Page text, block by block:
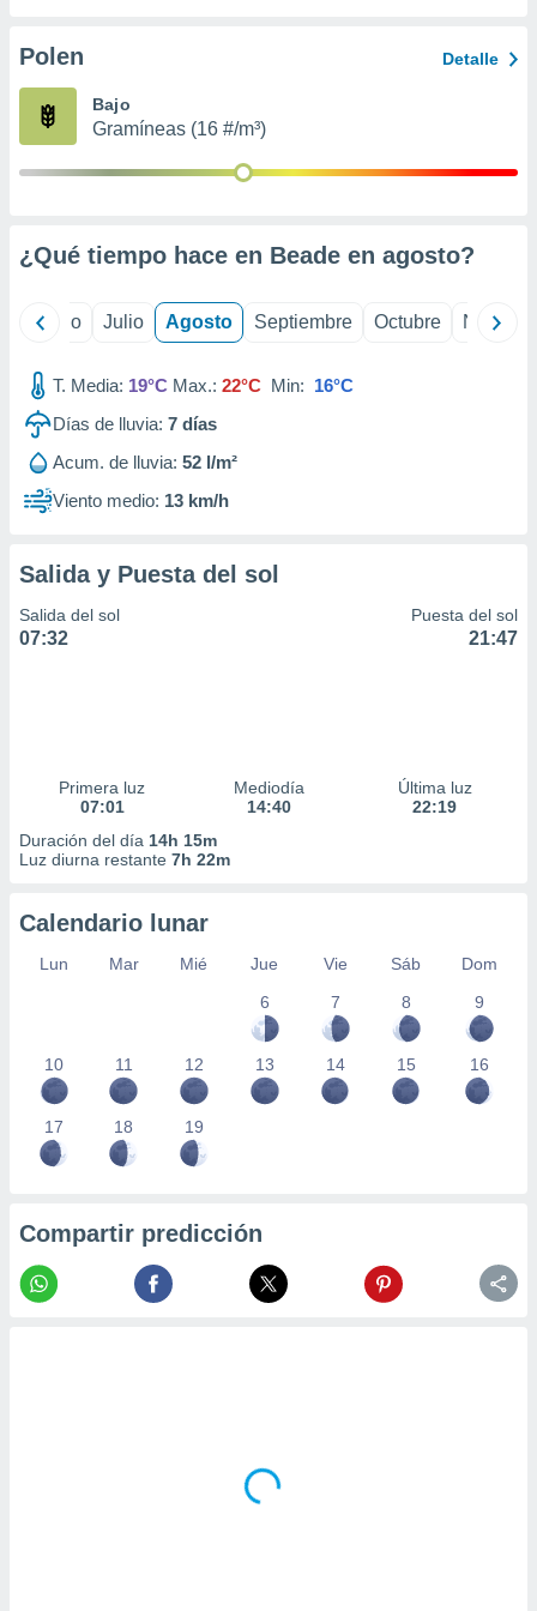
e
mediante
de
Polen Detalle
Bajo
Gramíneas (16 #/m³)
¿Qué tiempo hace en Beade en agosto?
Junio Julio Agosto Septiembre Octubre
T. Media: 19°C Max.: 22°C Min: 16°C
Días de lluvia: 7 días
Acum. de lluvia: 52 l/m²
Viento medio: 13 km/h
Salida y Puesta del sol
Salida del sol
07:32
Puesta del sol
21:47
Primera luz
07:01
Mediodía
14:40
Última luz
22:19
Duración del día 14h 15m
Luz diurna restante 7h 22m
Calendario lunar
Lun Mar Mié Jue Vie Sáb
Dom
6
7 8 9
10 11 12 13 14 15 16
17 18 19
Compartir predicción